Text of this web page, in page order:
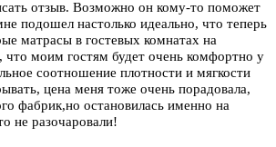
отзыв. Возможно он кому-то поможет
подошел настолько идеально, что теперь
матрасы в гостевых комнатах на
что моим гостям будет очень комфортно у
соотношение плотности и мягкости
цена меня тоже очень порадовала,
фабрик,но остановилась именно на
не разочаровали!